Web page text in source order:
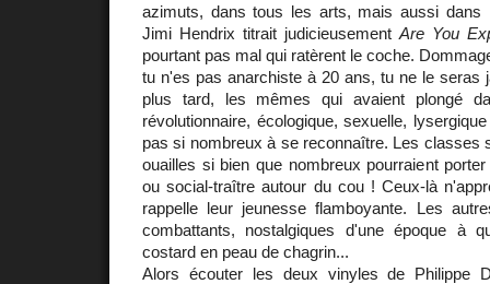
azimuts, dans tous les arts, mais aussi dans
Jimi Hendrix titrait judicieusement Are You
pourtant pas mal qui ratèrent le coche.
tu n'es pas anarchiste à 20 ans, tu ne le seras
plus tard, les mêmes qui avaient plongé
révolutionnaire, écologique, sexuelle,
pas si nombreux à se reconnaître. Les classes
ouailles si bien que nombreux pourraient
ou social-traître autour du cou ! Ceux-là
rappelle leur jeunesse flamboyante. Les
combattants, nostalgiques d'une époque à
costard en peau de chagrin...
Alors écouter les deux vinyles de Philippe